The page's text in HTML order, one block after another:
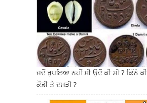
ਜਦੋਂ ਰੁਪਇਆ ਨਹੀਂ ਸੀ ਉਦੋਂ ਕੀ ਸੀ ? ਕਿੰਨੇ
ਕੌਡੀ ਤੇ ਦਮੜੀ ?